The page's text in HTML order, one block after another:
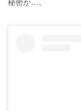
秘密が…。